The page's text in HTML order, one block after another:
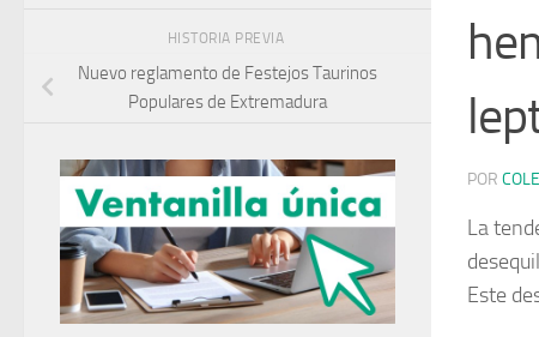
POR
La
Este
HISTORIA PREVIA
Nuevo reglamento de Festejos Taurinos
Populares de Extremadura